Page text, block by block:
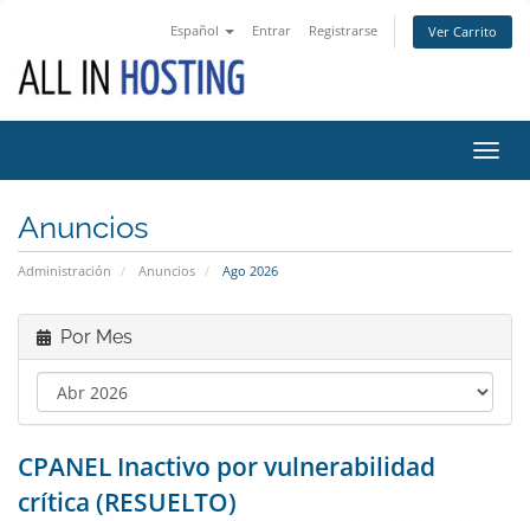
Español Entrar Registrarse Ver Carrito
Anuncios
Administración Anuncios Ago 2026
Por Mes
CPANEL Inactivo por vulnerabilidad
crítica (RESUELTO)